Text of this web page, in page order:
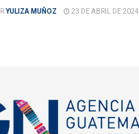
YULIZA MUÑOZ 23 DE ABRIL DE 2024